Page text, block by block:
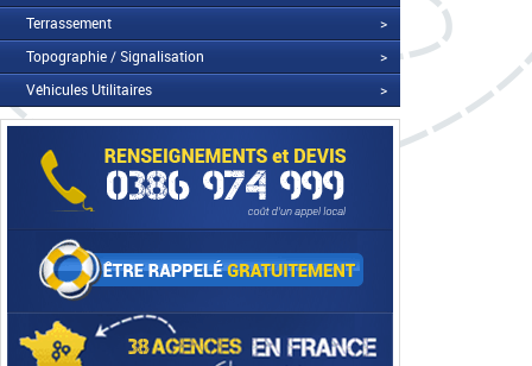
Terrassement
>
Topographie / Signalisation
>
Véhicules Utilitaires
>